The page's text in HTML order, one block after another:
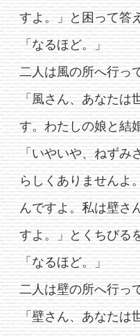
すよ。」と困って答
「なるほど。」
二人は風の所へ行っ
「風さん、あなた
す。わたしの娘と結
「いやいや、ねずみ
らしくありませんよ
んですよ。私は壁さ
すよ。」とくちびる
「なるほど。」
二人は壁の所へ行っ
「壁さん、あなた